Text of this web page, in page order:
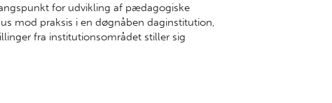
for udvikling af pædagogiske
mod praksis i en døgnåben daginstitution,
fra institutionsområdet stiller sig